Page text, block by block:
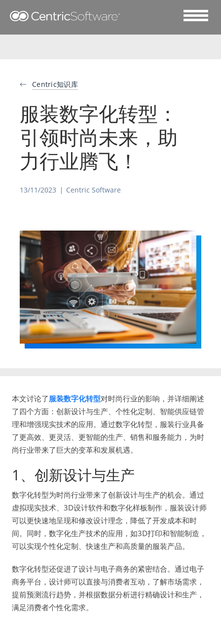
Centric知识库
服装数字化转型：
引领时尚未来，助
力行业腾飞！
13/11/2023 Centric Software
本文讨论了服装数字化转型对时尚行业的影响，并详细阐述
了四个方面：创新设计与生产、个性化定制、智能供应链管
理和增强现实技术的应用。通过数字化转型，服装行业具备
了更高效、更灵活、更智能的生产、销售和服务能力，为时
尚行业带来了巨大的变革和发展机遇。
1、创新设计与生产
数字化转型为时尚行业带来了创新设计与生产的机会。通过
虚拟现实技术、3D设计软件和数字化样板制作，服装设计师
可以更快速地呈现和修改设计理念，降低了开发成本和时
间。同时，数字化生产技术的应用，如3D打印和智能制造，
可以实现个性化定制、快速生产和高质量的服装产品。
数字化转型还促进了设计与电子商务的紧密结合。通过电子
商务平台，设计师可以直接与消费者互动，了解市场需求，
提前预测流行趋势，并根据数据分析进行精确设计和生产，
满足消费者个性化需求。